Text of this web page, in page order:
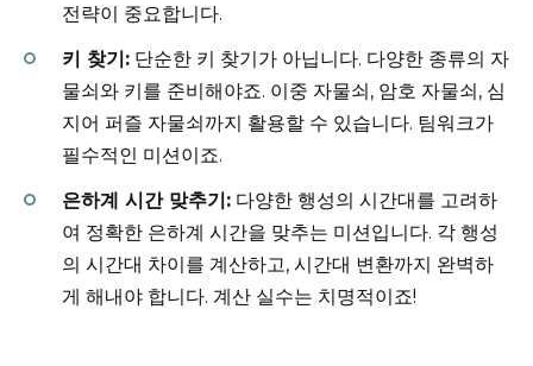
전략이 중요합니다.
키 찾기: 단순한 키 찾기가 아닙니다. 다양한 종류의 자
물쇠와 키를 준비해야죠. 이중 자물쇠, 암호 자물쇠, 심
지어 퍼즐 자물쇠까지 활용할 수 있습니다. 팀워크가
필수적인 미션이죠.
은하계 시간 맞추기: 다양한 행성의 시간대를 고려하
여 정확한 은하계 시간을 맞추는 미션입니다. 각 행성
의 시간대 차이를 계산하고, 시간대 변환까지 완벽하
게 해내야 합니다. 계산 실수는 치명적이죠!